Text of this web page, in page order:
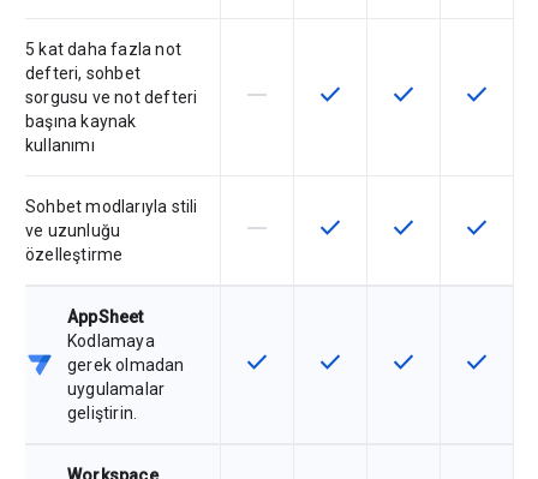
5 kat daha fazla not
defteri, sohbet
sorgusu ve not defteri
başına kaynak
kullanımı
Bu özellik söz konusu SKU
horizontal_rule Bu özellik SKU'da
check Bu özellik
check Bu
check
Sohbet modlarıyla stili
ve uzunluğu
özelleştirme
Bu özellik söz konusu SKU
horizontal_rule Bu özellik SKU'da
check Bu özellik
check Bu
check
AppSheet
Kodlamaya
gerek olmadan
uygulamalar
geliştirin.
Bu özellik SKU'da kullanılabilir
check Bu özellik SKU'da
check Bu özellik
check Bu
check